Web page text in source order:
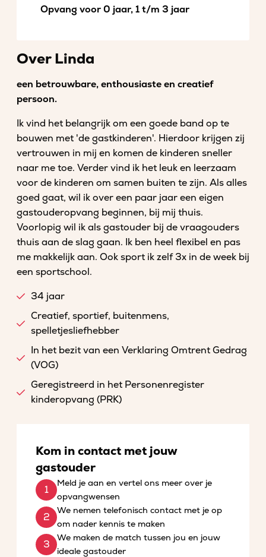
Opvang voor 0 jaar, 1 t/m 3 jaar
Over Linda
een betrouwbare, enthousiaste en creatief
persoon.
Ik vind het belangrijk om een goede band op te
bouwen met 'de gastkinderen'. Hierdoor krijgen zij
vertrouwen in mij en komen de kinderen sneller
naar me toe. Verder vind ik het leuk en leerzaam
voor de kinderen om samen buiten te zijn. Als alles
goed gaat, wil ik over een paar jaar een eigen
gastouderopvang beginnen, bij mij thuis.
Voorlopig wil ik als gastouder bij de vraagouders
thuis aan de slag gaan. Ik ben heel flexibel en pas
me makkelijk aan. Ook sport ik zelf 3x in de week bij
een sportschool.
34 jaar
Creatief, sportief, buitenmens,
spelletjesliefhebber
In het bezit van een Verklaring Omtrent Gedrag
(VOG)
Geregistreerd in het Personenregister
kinderopvang (PRK)
Kom in contact met jouw
gastouder
Meld je aan en vertel ons meer over je
opvangwensen
We nemen telefonisch contact met je op
om nader kennis te maken
We maken de match tussen jou en jouw
ideale gastouder